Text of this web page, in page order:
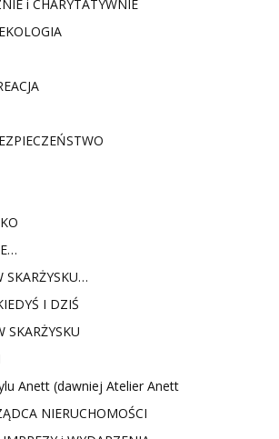
i CHARYTATYWNIE
SKARŻYSKU…
I DZIŚ
SKARŻYSKU
Anett (dawniej Atelier Anett
NIERUCHOMOŚCI